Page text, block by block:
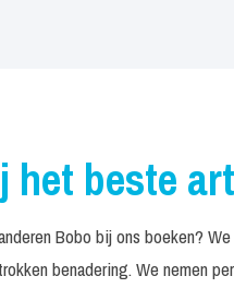
het beste
Bobo bij ons boeken?
benadering. We nemen